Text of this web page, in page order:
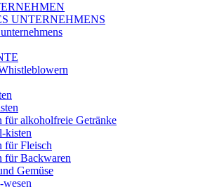
UNTERNEHMENS
für alkoholfreie Getränke
kisten
für Fleisch
für Backwaren
Gemüse
wesen